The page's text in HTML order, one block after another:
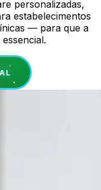
personalizadas,
estabelecimentos
— para que a